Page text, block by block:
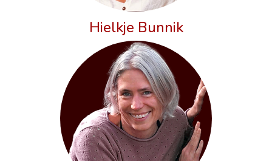
Hielkje Bunnik